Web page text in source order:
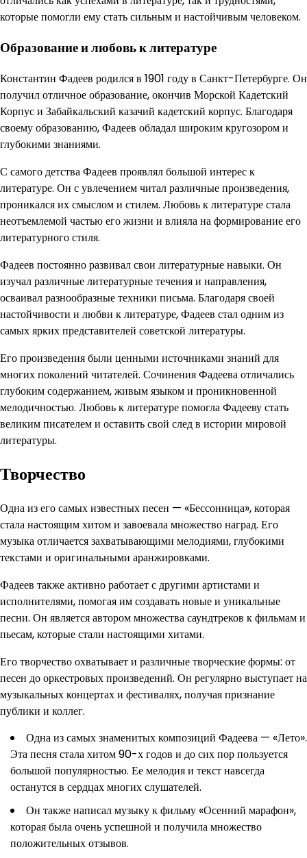
которые помогли ему стать сильным и настойчивым человеком.
Образование и любовь к литературе
Константин Фадеев родился в 1901 году в Санкт-Петербурге. Он
получил отличное образование, окончив Морской Кадетский
Корпус и Забайкальский казачий кадетский корпус. Благодаря
своему образованию, Фадеев обладал широким кругозором и
глубокими знаниями.
С самого детства Фадеев проявлял большой интерес к
литературе. Он с увлечением читал различные произведения,
проникался их смыслом и стилем. Любовь к литературе стала
неотъемлемой частью его жизни и влияла на формирование его
литературного стиля.
Фадеев постоянно развивал свои литературные навыки. Он
изучал различные литературные течения и направления,
осваивал разнообразные техники письма. Благодаря своей
настойчивости и любви к литературе, Фадеев стал одним из
самых ярких представителей советской литературы.
Его произведения были ценными источниками знаний для
многих поколений читателей. Сочинения Фадеева отличались
глубоким содержанием, живым языком и проникновенной
мелодичностью. Любовь к литературе помогла Фадееву стать
великим писателем и оставить свой след в истории мировой
литературы.
Творчество
Одна из его самых известных песен — «Бессонница», которая
стала настоящим хитом и завоевала множество наград. Его
музыка отличается захватывающими мелодиями, глубокими
текстами и оригинальными аранжировками.
Фадеев также активно работает с другими артистами и
исполнителями, помогая им создавать новые и уникальные
песни. Он является автором множества саундтреков к фильмам и
пьесам, которые стали настоящими хитами.
Его творчество охватывает и различные творческие формы: от
песен до оркестровых произведений. Он регулярно выступает на
музыкальных концертах и фестивалях, получая признание
публики и коллег.
Одна из самых знаменитых композиций Фадеева — «Лето».
Эта песня стала хитом 90-х годов и до сих пор пользуется
большой популярностью. Ее мелодия и текст навсегда
останутся в сердцах многих слушателей.
Он также написал музыку к фильму «Осенний марафон»,
которая была очень успешной и получила множество
положительных отзывов.